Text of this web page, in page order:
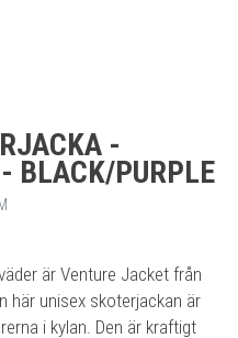
-
BLACK/PURPLE
är Venture Jacket från
här unisex skoterjackan är
i kylan. Den är kraftigt